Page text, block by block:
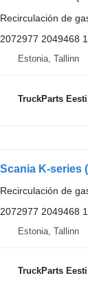
Recirculación de
2072977 2049468
Estonia, Tallinn
TruckParts
Recirculación de
2072977 2049468
Estonia, Tallinn
TruckParts